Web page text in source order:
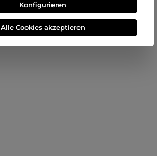
Konfigurieren
Alle Cookies akzeptieren